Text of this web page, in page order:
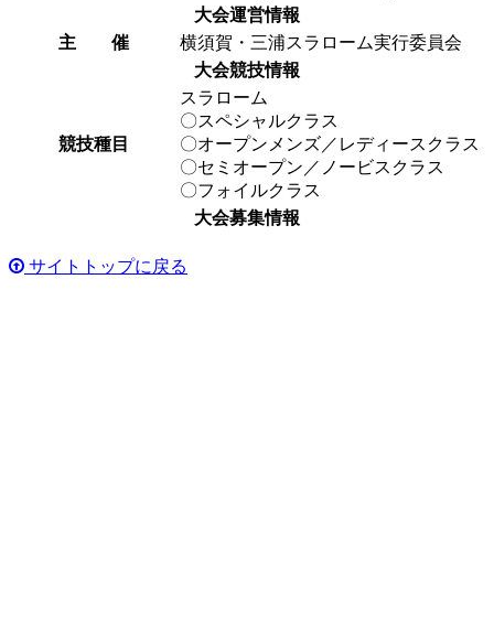
大会運営情報
主 催
横須賀・三浦スラローム実行委員会
大会競技情報
競技種目
スラローム
〇スペシャルクラス
〇オープンメンズ／レディースクラス
〇セミオープン／ノービスクラス
〇フォイルクラス
大会募集情報
サイトトップに戻る